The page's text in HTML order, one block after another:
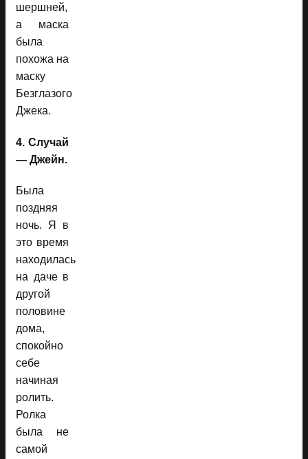
шершней,
а маска
была
похожа на
маску
Безглазого
Джека.
4. Случай
— Джейн.
Была
поздняя
ночь. Я в
это время
находилась
на даче в
другой
половине
дома,
спокойно
себе
начиная
ролить.
Ролка
была не
самой